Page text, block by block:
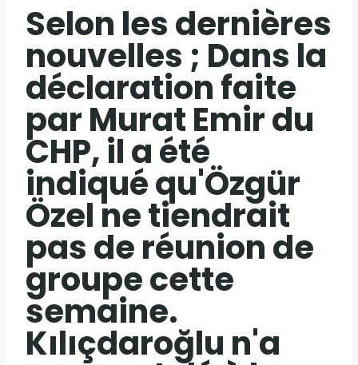
Selon les dernières
nouvelles ; Dans la
déclaration faite
par Murat Emir du
CHP, il a été
indiqué qu'Özgür
Özel ne tiendrait
pas de réunion de
groupe cette
semaine.
Kılıçdaroğlu n'a